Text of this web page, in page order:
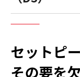
セットピ
その要を